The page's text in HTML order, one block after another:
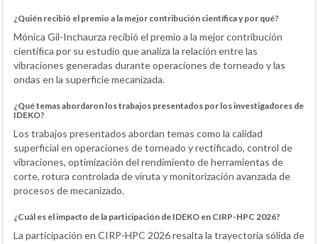
¿Quién recibió el premio a la mejor contribución científica y por qué?
Mónica Gil-Inchaurza recibió el premio a la mejor contribución
científica por su estudio que analiza la relación entre las
vibraciones generadas durante operaciones de torneado y las
ondas en la superficie mecanizada.
¿Qué temas abordaron los trabajos presentados por los investigadores de
IDEKO?
Los trabajos presentados abordan temas como la calidad
superficial en operaciones de torneado y rectificado, control de
vibraciones, optimización del rendimiento de herramientas de
corte, rotura controlada de viruta y monitorización avanzada de
procesos de mecanizado.
¿Cuál es el impacto de la participación de IDEKO en CIRP-HPC 2026?
La participación en CIRP-HPC 2026 resalta la trayectoria sólida de